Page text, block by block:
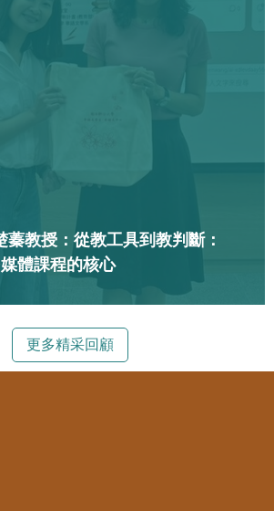
蓁教授：從教工具到教判斷：
體課程的核心
更多精采回顧